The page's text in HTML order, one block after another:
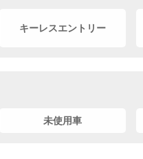
キーレスエントリー
未使用車